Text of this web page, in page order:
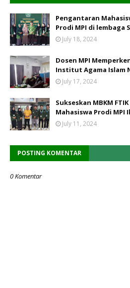
Pengantaran
Prodi MPI di lembaga
July 18, 2024
Dosen MPI
Institut Agama Islam
July 17, 2024
Sukseskan MBKM
Mahasiswa Prodi MPI
July 11, 2024
POSTING KOMENTAR
0 Komentar